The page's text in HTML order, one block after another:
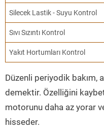
Silecek Lastik - Suyu Kontrol
Sıvı Sızıntı Kontrol
Yakıt Hortumları Kontrol
Düzenli periyodik bakım,
demektir. Özelliğini
motorunu daha az yorar
hisseder.